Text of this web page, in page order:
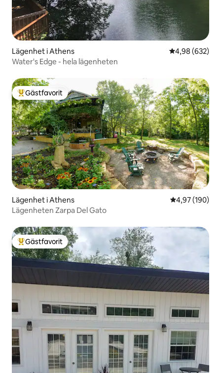
Lägenhet i Athens 4,98 av 5 i
4,98 (632)
Water's Edge - hela lägenheten
Populär gästfavorit
Gästfavorit
Lägenhet i Athens 4,97 av 5 i
4,97 (190)
Lägenheten Zarpa Del Gato
Populär gästfavorit
Gästfavorit